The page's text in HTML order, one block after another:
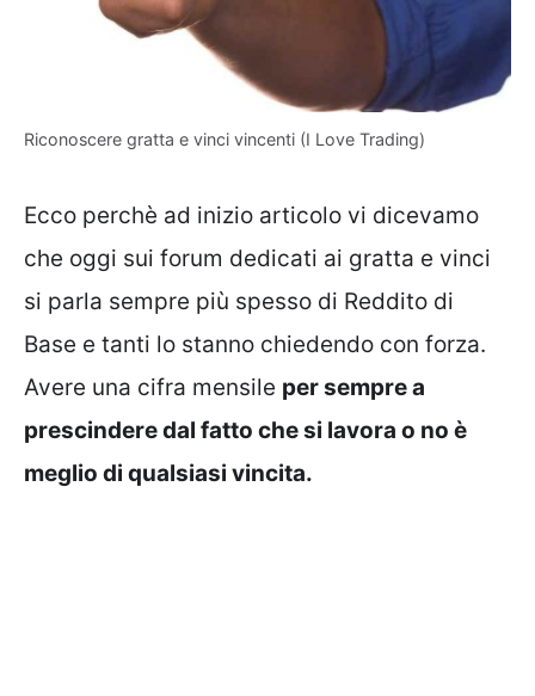
Riconoscere gratta e vinci vincenti (I Love Trading)
Ecco perchè ad inizio articolo vi dicevamo
che oggi sui forum dedicati ai gratta e vinci
si parla sempre più spesso di Reddito di
Base e tanti lo stanno chiedendo con forza.
Avere una cifra mensile per sempre a
prescindere dal fatto che si lavora o no è
meglio di qualsiasi vincita.